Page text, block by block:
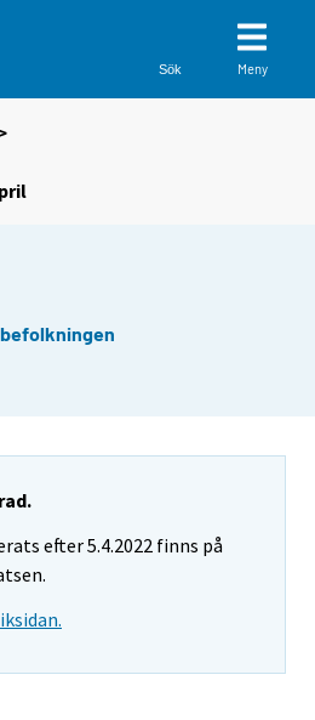
Sök Meny
efter 5.4.2022 finns på